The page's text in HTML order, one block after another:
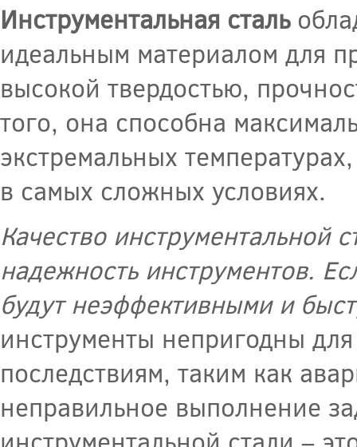
Инструментальная сталь
идеальным материалом для
высокой твердостью,
того, она способна
экстремальных
в самых сложных условиях.
Качество инструментальной
надежность инструментов.
будут неэффективными и
инструменты непригодны
последствиям, таким как
неправильное выполнение